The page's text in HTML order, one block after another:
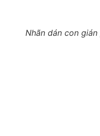
Nhãn dán con